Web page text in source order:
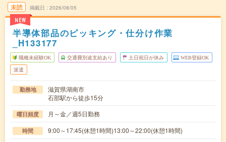
未読
NEW
掲載日 2026/08/05
半導体部品のピッキング・仕分け作業
_H133177
職種未経験OK 交通費別途支給あり 土日祝日が休み WEB登録OK
派遣
勤務地
滋賀県湖南市
石部駅から徒歩15分
曜日頻度 月～金／週5日勤務
時間 9:00～17:45(休憩1時間)13:00～22:00(休憩1時間)